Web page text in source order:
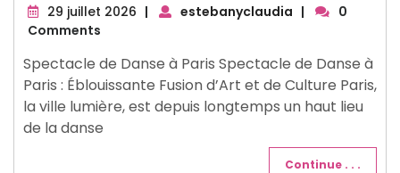
29 juillet 2026 29
| estebanyclaudia |
0
Comments
Spectacle de Danse à Paris Spectacle de Danse à
Paris : Éblouissante Fusion d’Art et de Culture Paris,
la ville lumière, est depuis longtemps un haut lieu
de la danse
Continue . . .